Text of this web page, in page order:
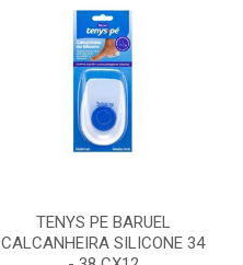
TENYS PE BARUEL
CALCANHEIRA SILICONE 34